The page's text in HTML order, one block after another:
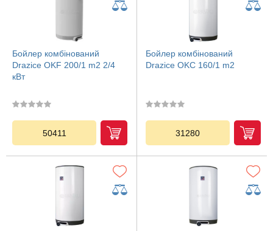
Бойлер комбінований
Drazice OKF 200/1 m2 2/4
кВт
50411
Бойлер комбінований
Drazice OKC 160/1 m2
31280